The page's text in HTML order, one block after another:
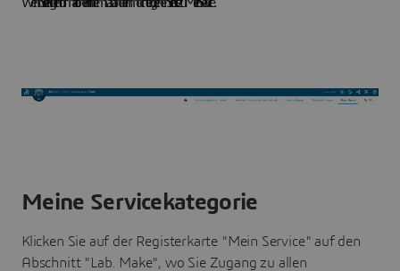
Meine Servicekategorie
Klicken Sie auf der Registerkarte "Mein Service" auf den
Abschnitt "Lab. Make", wo Sie Zugang zu allen